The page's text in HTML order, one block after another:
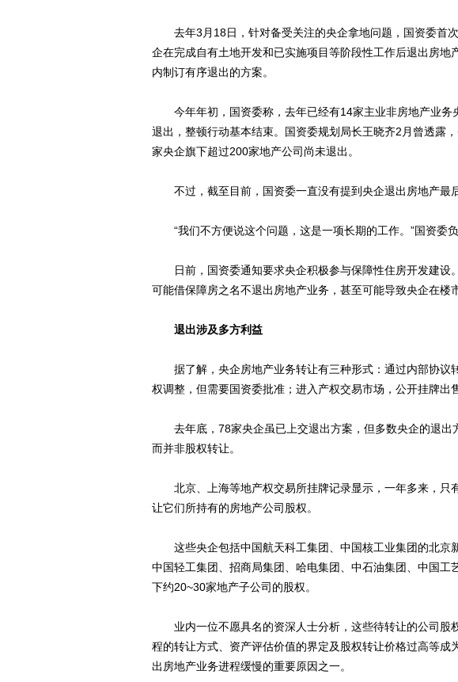
去年3月18日，针对备受关注的央企拿地问题，国资委首
企在完成自有土地开发和已实施项目等阶段性工作后退出房地
内制订有序退出的方案。
今年年初，国资委称，去年已经有14家主业非房地产业务
退出，整顿行动基本结束。国资委规划局长王晓齐2月曾透露
家央企旗下超过200家地产公司尚未退出。
不过，截至目前，国资委一直没有提到央企退出房地产最后
“我们不方便说这个问题，这是一项长期的工作。”国资委负
日前，国资委通知要求央企积极参与保障性住房开发建设
可能借保障房之名不退出房地产业务，甚至可能导致央企在楼
退出涉及多方利益
据了解，央企房地产业务转让有三种形式：通过内部协议
权调整，但需要国资委批准；进入产权交易市场，公开挂牌出售
去年底，78家央企虽已上交退出方案，但多数央企的退出
而并非股权转让。
北京、上海等地产权交易所挂牌记录显示，一年多来，只
让它们所持有的房地产公司股权。
这些央企包括中国航天科工集团、中国核工业集团的北京
中国轻工集团、招商局集团、哈电集团、中石油集团、中国工
下约20~30家地产子公司的股权。
业内一位不愿具名的资深人士分析，这些待转让的公司股
程的转让方式、资产评估价值的界定及股权转让价格过高等成
出房地产业务进程缓慢的重要原因之一。